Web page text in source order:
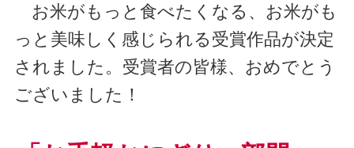
お米がもっと食べたくなる、お米がも
っと美味しく感じられる受賞作品が決定
されました。受賞者の皆様、おめでとう
ございました！